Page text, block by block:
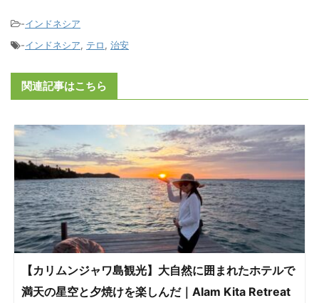
-インドネシア
-インドネシア, テロ, 治安
関連記事はこちら
【カリムンジャワ島観光】大自然に囲まれたホテルで
満天の星空と夕焼けを楽しんだ｜Alam Kita Retreat